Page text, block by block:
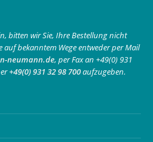
bitten wir Sie, Ihre Bestellung nicht
bekanntem Wege entweder per Mail
neumann.de, per Fax an +49(0) 931
+49(0) 931 32 98 700aufzugeben.